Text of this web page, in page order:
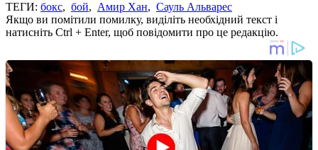
ТЕГИ: бокс, бой, Амир Хан, Сауль Альварес
Якщо ви помітили помилку, виділіть необхідний текст і
натисніть Ctrl + Enter, щоб повідомити про це редакцію.